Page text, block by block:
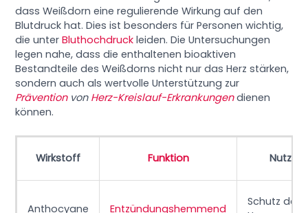
dass Weißdorn eine regulierende Wirkung auf den
Blutdruck hat. Dies ist besonders für Personen wichtig,
die unterBluthochdruck leiden. Die Untersuchungen
legen nahe, dass die enthaltenen bioaktiven
Bestandteile des Weißdorns nicht nur das Herz stärken,
sondern auch als wertvolle Unterstützung zur
Präventionvon Herz-Kreislauf-Erkrankungendienen
können.
Wirkstoff Funktion Nutzen
Anthocyane Entzündungshemmend
Schutz der